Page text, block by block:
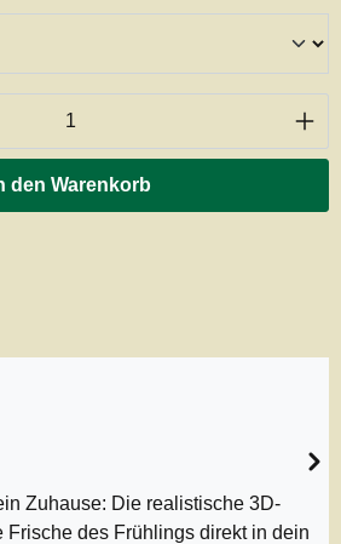
Gib den gewünschten
den Warenkorb
Zuhause: Die realistische 3D-
Frische des Frühlings direkt in dein